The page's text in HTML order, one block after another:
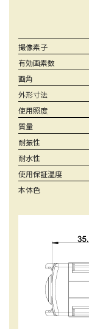
撮像素子
有効画素数
画角
外形寸法
使用照度
質量
耐振性
耐水性
使用保証温度
本体色